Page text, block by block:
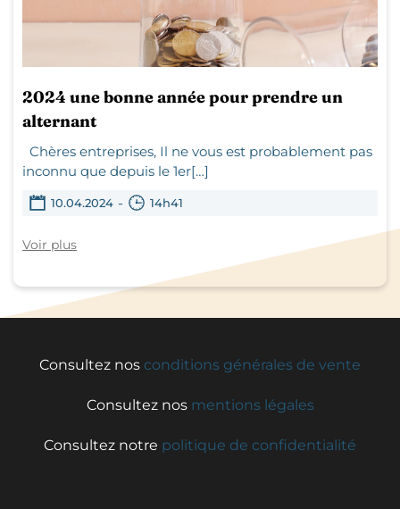
2024 une bonne année pour prendre un
alternant
Chères entreprises, Il ne vous est probablement pas
inconnu que depuis le 1er[…]
10.04.2024 - 14h41
Voir plus
Consultez nos conditions générales de vente
Consultez nos mentions légales
Consultez notre politique de confidentialité